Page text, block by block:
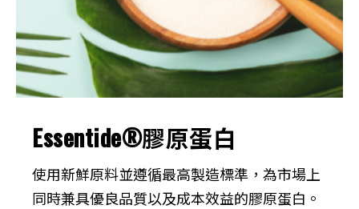
Essentide®膠原蛋白
使用新鮮原料並遵循最高製造標準，為市場上
同時兼具優良品質以及成本效益的膠原蛋白。